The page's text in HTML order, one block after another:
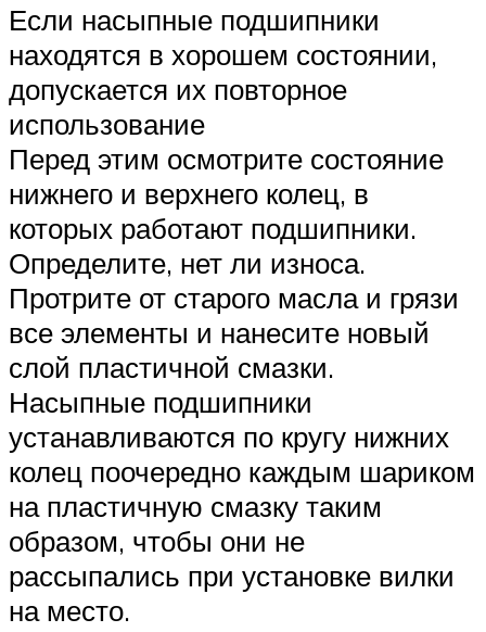
Если насыпные подшипники
находятся в хорошем состоянии,
допускается их повторное
использование
Перед этим осмотрите состояние
нижнего и верхнего колец, в
которых работают подшипники.
Определите, нет ли износа.
Протрите от старого масла и грязи
все элементы и нанесите новый
слой пластичной смазки.
Насыпные подшипники
устанавливаются по кругу нижних
колец поочередно каждым шариком
на пластичную смазку таким
образом, чтобы они не
рассыпались при установке вилки
на место.